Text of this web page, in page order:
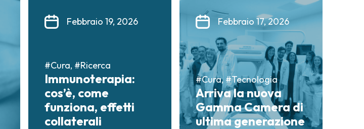
Febbraio 19, 2026
#Cura, #Ricerca
Immunoterapia:
cos’è, come
funziona, effetti
collaterali
Febbraio 17, 2026
#Cura, #Tecnologia
Arriva la nuova
Gamma Camera di
ultima generazione